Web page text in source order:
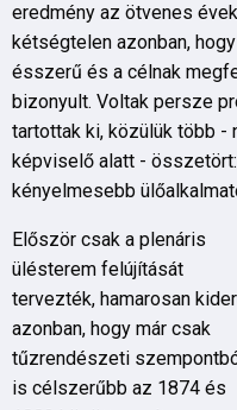
eredmény az ötvenes
kétségtelen azonban,
ésszerű és a célnak
bizonyult. Voltak persze
tartottak ki, közülük több -
képviselő alatt -
kényelmesebb
Először csak a plenáris
ülésterem felújítását
tervezték, hamarosan
azonban, hogy már csak
tűzrendészeti
is célszerűbb az 1874 és